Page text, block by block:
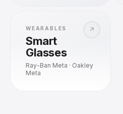
↗
WEARABLES
Smart
Glasses
Ray-Ban Meta · Oakley
Meta